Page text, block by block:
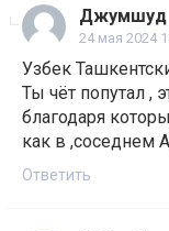
Джумшуд
24 мая 2024
Узбек
Ты чёт попутал ,
благодаря
как в ,соседнем
Ответить